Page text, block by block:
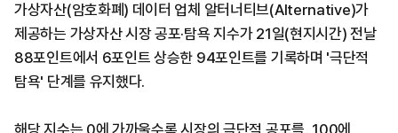
가상자산(암호화폐) 데이터 업체 알터너티브(Alternative)가
제공하는 가상자산 시장 공포·탐욕 지수가 21일(현지시간) 전날
88포인트에서 6포인트 상승한 94포인트를 기록하며 '극단적
탐욕' 단계를 유지했다.
해당 지수는 0에 가까울수록 시장의 극단적 공포를, 100에